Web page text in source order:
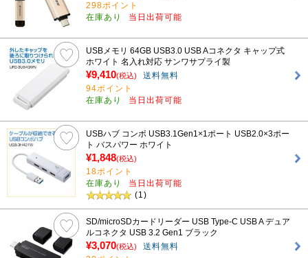
298ポイント
在庫あり
当日出荷可能
USBメモリ 64GB USB3.0 USB Aコネクタ キャップ式
ホワイト 名入れ対応 サンワサプライ製
¥9,410(税込)
送料無料
94ポイント
在庫あり
当日出荷可能
USBハブ コンボ USB3.1Gen1×1ポート USB2.0×3ポー
ト バスパワー ホワイト
¥1,848(税込)
18ポイント
在庫あり
当日出荷可能
(1)
SD/microSDカードリーダー USB Type-C USB A デュア
ルコネクタ USB 3.2 Gen1 ブラック
¥3,070(税込)
送料無料